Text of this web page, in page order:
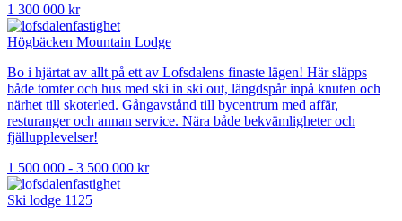
1 300 000 kr
Högbäcken Mountain Lodge
Bo i hjärtat av allt på ett av Lofsdalens finaste lägen! Här släpps
både tomter och hus med ski in ski out, längdspår inpå knuten och
närhet till skoterled. Gångavstånd till bycentrum med affär,
resturanger och annan service. Nära både bekvämligheter och
fjällupplevelser!
1 500 000 - 3 500 000 kr
Ski lodge 1125